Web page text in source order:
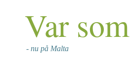
Var
- nu på Malta